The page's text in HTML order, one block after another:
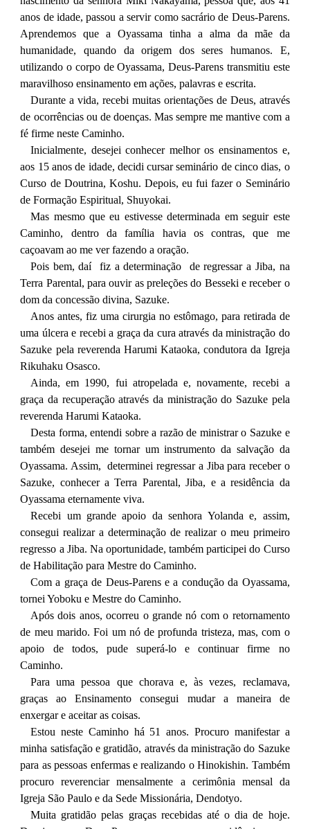
anos de idade, passou a servir como sacrário de Deus-Parens.
Aprendemos que a Oyassama tinha a alma da mãe da
humanidade, quando da origem dos seres humanos. E,
utilizando o corpo de Oyassama, Deus-Parens transmitiu este
maravilhoso ensinamento em ações, palavras e escrita.
Durante a vida, recebi muitas orientações de Deus, através
de ocorrências ou de doenças. Mas sempre me mantive com a
fé firme neste Caminho.
Inicialmente, desejei conhecer melhor os ensinamentos e,
aos 15 anos de idade, decidi cursar seminário de cinco dias, o
Curso de Doutrina, Koshu. Depois, eu fui fazer o Seminário
de Formação Espiritual, Shuyokai.
Mas mesmo que eu estivesse determinada em seguir este
Caminho, dentro da família havia os contras, que me
caçoavam ao me ver fazendo a oração.
Pois bem, daí fiz a determinação de regressar a Jiba, na
Terra Parental, para ouvir as preleções do Besseki e receber o
dom da concessão divina, Sazuke.
Anos antes, fiz uma cirurgia no estômago, para retirada de
uma úlcera e recebi a graça da cura através da ministração do
Sazuke pela reverenda Harumi Kataoka, condutora da Igreja
Rikuhaku Osasco.
Ainda, em 1990, fui atropelada e, novamente, recebi a
graça da recuperação através da ministração do Sazuke pela
reverenda Harumi Kataoka.
Desta forma, entendi sobre a razão de ministrar o Sazuke e
também desejei me tornar um instrumento da salvação da
Oyassama. Assim, determinei regressar a Jiba para receber o
Sazuke, conhecer a Terra Parental, Jiba, e a residência da
Oyassama eternamente viva.
Recebi um grande apoio da senhora Yolanda e, assim,
consegui realizar a determinação de realizar o meu primeiro
regresso a Jiba. Na oportunidade, também participei do Curso
de Habilitação para Mestre do Caminho.
Com a graça de Deus-Parens e a condução da Oyassama,
tornei Yoboku e Mestre do Caminho.
Após dois anos, ocorreu o grande nó com o retornamento
de meu marido. Foi um nó de profunda tristeza, mas, com o
apoio de todos, pude superá-lo e continuar firme no
Caminho.
Para uma pessoa que chorava e, às vezes, reclamava,
graças ao Ensinamento consegui mudar a maneira de
enxergar e aceitar as coisas.
Estou neste Caminho há 51 anos. Procuro manifestar a
minha satisfação e gratidão, através da ministração do Sazuke
para as pessoas enfermas e realizando o Hinokishin. Também
procuro reverenciar mensalmente a cerimônia mensal da
Igreja São Paulo e da Sede Missionária, Dendotyo.
Muita gratidão pelas graças recebidas até o dia de hoje.